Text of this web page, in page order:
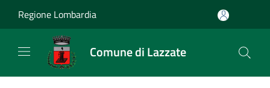
Regione Lombardia
Comune di Lazzate